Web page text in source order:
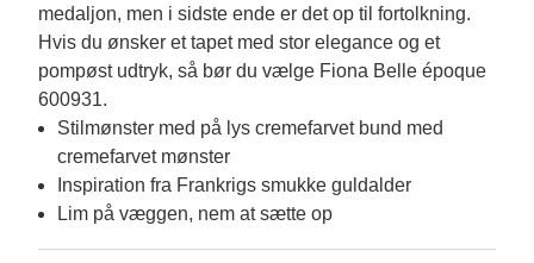
medaljon, men i sidste ende er det op til fortolkning.
Hvis du ønsker et tapet med stor elegance og et
pompøst udtryk, så bør du vælge Fiona Belle époque
600931.
Stilmønster med på lys cremefarvet bund med
cremefarvet mønster
Inspiration fra Frankrigs smukke guldalder
Lim på væggen, nem at sætte op